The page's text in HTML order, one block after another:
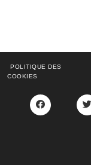
POLITIQUE DES
COOKIES